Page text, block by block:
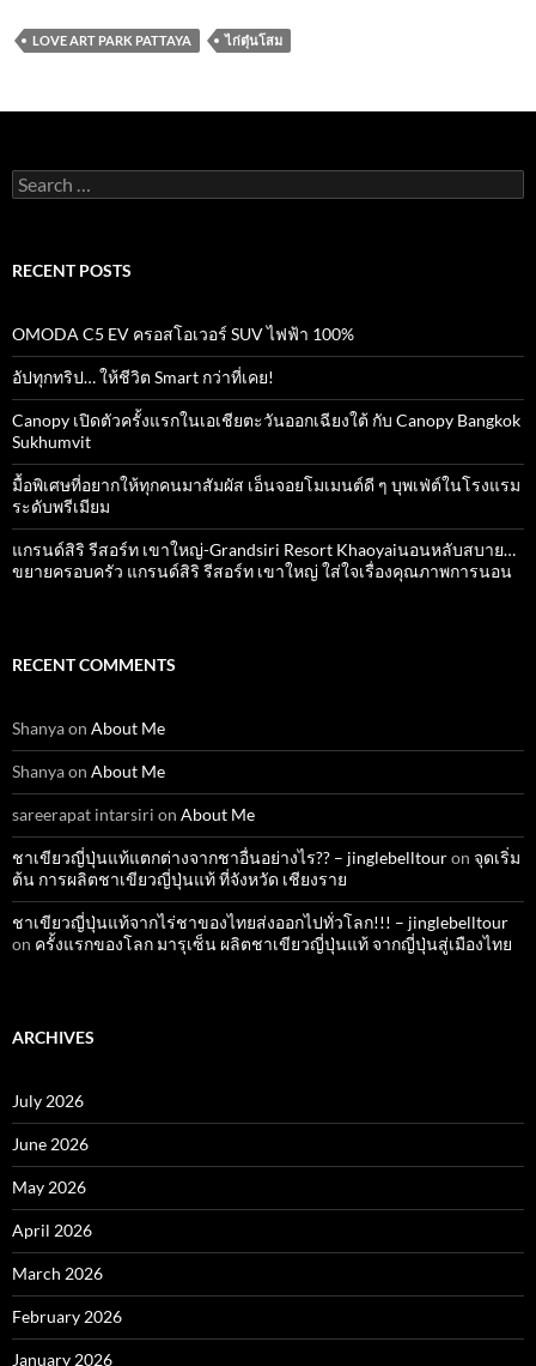
e
b
o
k
itt
er
ail at
s
A
p
e
LOVE ART PARK PATTAYA ไก่ตุ๋นโสม
Search
for:
RECENT POSTS
OMODA C5 EV ครอสโอเวอร์ SUV ไฟฟ้า 100%
อัปทุกทริป… ให้ชีวิต Smart กว่าที่เคย!
Canopy เปิดตัวครั้งแรกในเอเชียตะวันออกเฉียงใต้ กับ Canopy Bangkok
Sukhumvit
มื้อพิเศษที่อยากให้ทุกคนมาสัมผัส เอ็นจอยโมเมนต์ดี ๆ บุพเฟ่ต์ในโรงแรม
ระดับพรีเมียม
แกรนด์สิริ​ รีสอร์ท​ เขาใหญ่​-Grandsiri​ Resort​ Khaoyaiนอนหลับสบาย…
ขยายครอบครัว แกรนด์สิริ รีสอร์ท เขาใหญ่ ใส่ใจเรื่องคุณภาพการนอน
RECENT COMMENTS
Shanyaon About Me
Shanyaon About Me
sareerapat intarsiri on About Me
ชาเขียวญี่ปุ่นแท้แตกต่างจากชาอื่นอย่างไร?? – jinglebelltouron จุดเริ่ม
ต้น การผลิตชาเขียวญี่ปุ่นแท้ ที่จังหวัด เชียงราย
ชาเขียวญี่ปุ่นแท้จากไร่ชาของไทยส่งออกไปทั่วโลก!!! – jinglebelltour
on ครั้งแรกของโลก มารุเซ็น ผลิตชาเขียวญี่ปุ่นแท้ จากญี่ปุ่นสู่เมืองไทย
ARCHIVES
July 2026
June 2026
May 2026
April 2026
March 2026
February 2026
January 2026